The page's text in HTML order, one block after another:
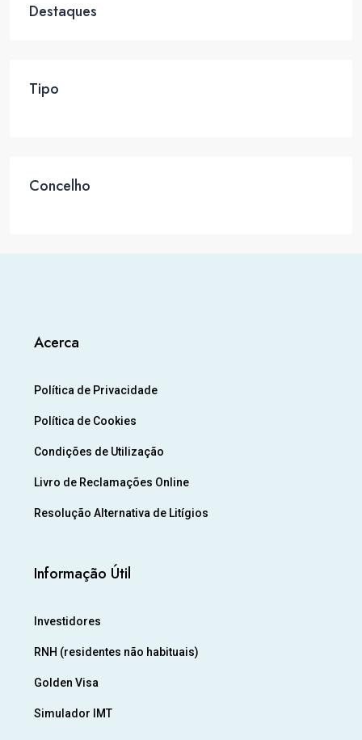
Destaques
Tipo
Concelho
Acerca
Política de Privacidade
Política de Cookies
Condições de Utilização
Livro de Reclamações Online
Resolução Alternativa de Litígios
Informação Útil
Investidores
RNH (residentes não habituais)
Golden Visa
Simulador IMT